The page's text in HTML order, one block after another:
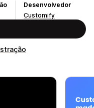
Desenvolvedor
Customify